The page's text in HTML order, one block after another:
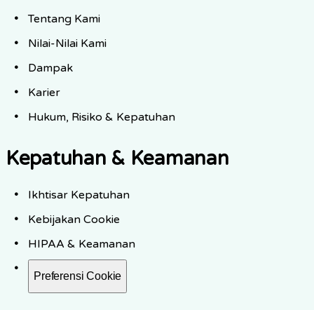
Tentang Kami
Nilai-Nilai Kami
Dampak
Karier
Hukum, Risiko & Kepatuhan
Kepatuhan & Keamanan
Ikhtisar Kepatuhan
Kebijakan Cookie
HIPAA & Keamanan
Preferensi Cookie